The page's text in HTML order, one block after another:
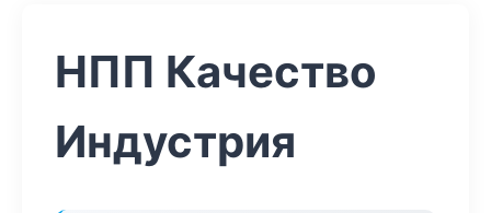
НПП Качество
Индустрия